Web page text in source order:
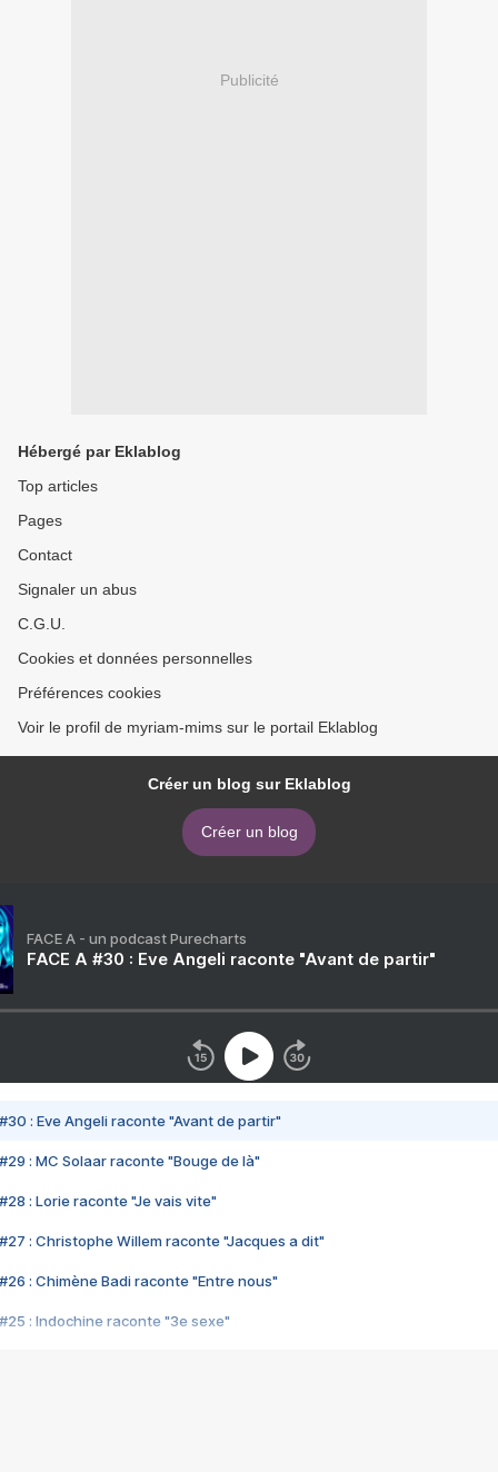
Publicité
Hébergé par Eklablog
Top articles
Pages
Contact
Signaler un abus
C.G.U.
Cookies et données personnelles
Préférences cookies
Voir le profil de myriam-mims sur le portail Eklablog
Créer un blog sur Eklablog
Créer un blog
FACE A - un podcast Purecharts
FACE A #30 : Eve Angeli raconte "Avant de partir"
#30 : Eve Angeli raconte "Avant de partir"
#29 : MC Solaar raconte "Bouge de là"
#28 : Lorie raconte "Je vais vite"
#27 : Christophe Willem raconte "Jacques a dit"
#26 : Chimène Badi raconte "Entre nous"
#25 : Indochine raconte "3e sexe"